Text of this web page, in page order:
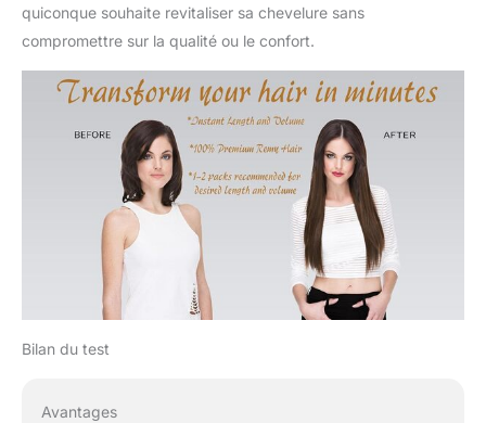
quiconque souhaite revitaliser sa chevelure sans
compromettre sur la qualité ou le confort.
Bilan du test
Avantages